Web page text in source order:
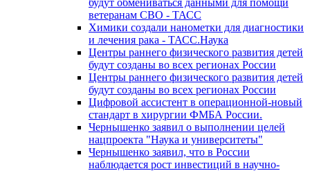
будут обмениваться данными для помощи
ветеранам СВО - ТАСС
Химики создали нанометки для диагностики
и лечения рака - ТАСС.Наука
Центры раннего физического развития детей
будут созданы во всех регионах России
Центры раннего физического развития детей
будут созданы во всех регионах России
Цифровой ассистент в операционной-новый
стандарт в хирургии ФМБА России.
Чернышенко заявил о выполнении целей
нацпроекта "Наука и университеты"
Чернышенко заявил, что в России
наблюдается рост инвестиций в научно-